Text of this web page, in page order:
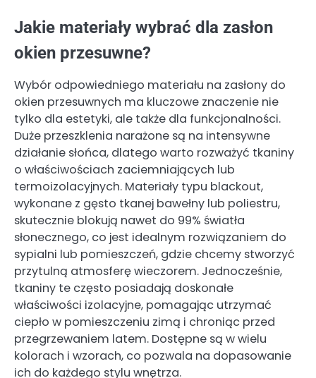
Jakie materiały wybrać dla zasłon
okien przesuwne?
Wybór odpowiedniego materiału na zasłony do
okien przesuwnych ma kluczowe znaczenie nie
tylko dla estetyki, ale także dla funkcjonalności.
Duże przeszklenia narażone są na intensywne
działanie słońca, dlatego warto rozważyć tkaniny
o właściwościach zaciemniających lub
termoizolacyjnych. Materiały typu blackout,
wykonane z gęsto tkanej bawełny lub poliestru,
skutecznie blokują nawet do 99% światła
słonecznego, co jest idealnym rozwiązaniem do
sypialni lub pomieszczeń, gdzie chcemy stworzyć
przytulną atmosferę wieczorem. Jednocześnie,
tkaniny te często posiadają doskonałe
właściwości izolacyjne, pomagając utrzymać
ciepło w pomieszczeniu zimą i chroniąc przed
przegrzewaniem latem. Dostępne są w wielu
kolorach i wzorach, co pozwala na dopasowanie
ich do każdego stylu wnętrza.